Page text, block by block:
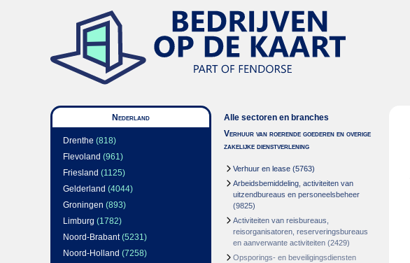
Nederland
Drenthe (818)
Flevoland (961)
Friesland (1125)
Gelderland (4044)
Groningen (893)
Limburg (1782)
Noord-Brabant(5231)
Noord-Holland (7258)
Alle sectoren en branches
Verhuur van roerende goederen en overige
zakelijke dienstverlening
Verhuur en lease (5763)
Arbeidsbemiddeling, activiteiten van
uitzendbureaus en personeelsbeheer
(9825)
Activiteiten van reisbureaus,
reisorganisatoren, reserveringsbureaus
en aanverwante activiteiten (2429)
Opsporings- en beveiligingsdiensten